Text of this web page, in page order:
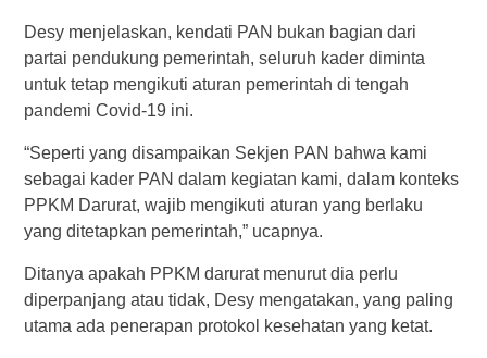
Desy menjelaskan, kendati PAN bukan bagian dari
partai pendukung pemerintah, seluruh kader diminta
untuk tetap mengikuti aturan pemerintah di tengah
pandemi Covid-19 ini.
“Seperti yang disampaikan Sekjen PAN bahwa kami
sebagai kader PAN dalam kegiatan kami, dalam konteks
PPKM Darurat, wajib mengikuti aturan yang berlaku
yang ditetapkan pemerintah,” ucapnya.
Ditanya apakah PPKM darurat menurut dia perlu
diperpanjang atau tidak, Desy mengatakan, yang paling
utama ada penerapan protokol kesehatan yang ketat.